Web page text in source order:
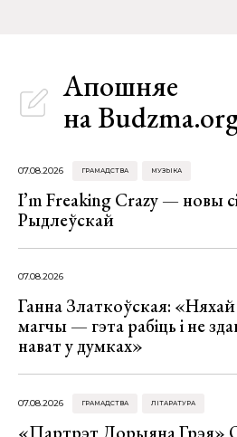
Апошняе
на
07.08.2026 ГРАМАДСТВА МУЗЫКА
I’m Freaking Crazy — новы
Рыдлеўскай
07.08.2026
Ганна Златкоўская: «Няхай
магчы — гэта рабіць і не
нават у думках»
07.08.2026 ГРАМАДСТВА ЛІТАРАТУРА
«Партрэт Дорыяна Грэя»